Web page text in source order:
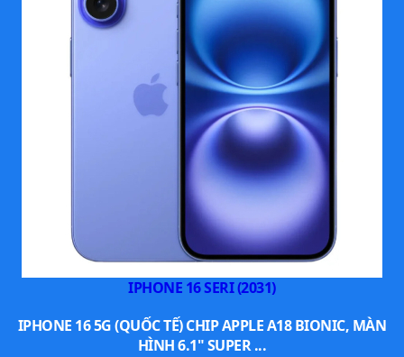
Smart HDR cho phép bạn chụp những bức ảnh sáng và
tối sau đó ghép lại với nhau để cho ra một bức ảnh có độ
IPHONE 16 SERI (2031)
IPHONE 16 5G (QUỐC TẾ) CHIP APPLE A18 BIONIC, MÀN
HÌNH 6.1" SUPER ...